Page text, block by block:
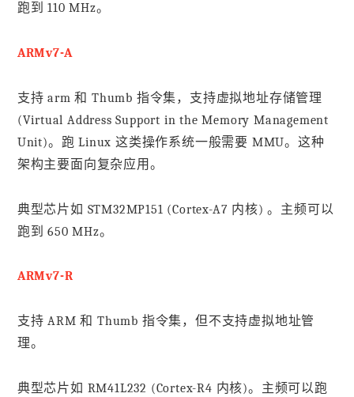
跑到 110 MHz。
ARMv7-A
支持 arm 和 Thumb 指令集，支持虚拟地址存储管理
(Virtual Address Support in the Memory Management
Unit)。跑 Linux 这类操作系统一般需要 MMU。这种
架构主要面向复杂应用。
典型芯片如 STM32MP151 (Cortex-A7 内核) 。主频可以
跑到 650 MHz。
ARMv7-R
支持 ARM 和 Thumb 指令集，但不支持虚拟地址管
理。
典型芯片如 RM41L232 (Cortex-R4 内核)。主频可以跑